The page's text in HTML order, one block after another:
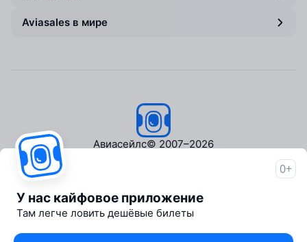
Aviasales в мире
Авиасейлс© 2007–2026
Пресс‑центр
Travelpayouts
Партнёрская программа
Медиа Yo'lovchi
0+
У нас кайфовое приложение
Там легче ловить дешёвые билеты